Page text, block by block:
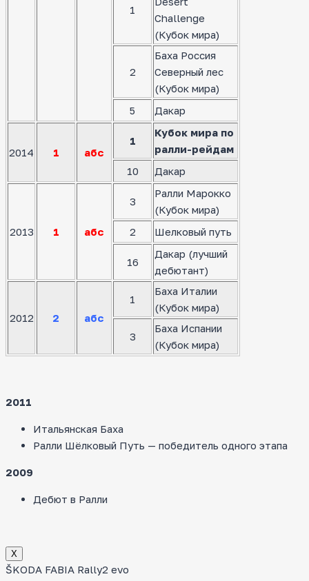
1
Challenge
(Кубок мира)
2
Баха Россия
Северный лес
(Кубок мира)
5
Дакар
2014 1 абс
1
Кубок мира по
ралли-рейдам
10
Дакар
2013 1 абс
3
Ралли Марокко
(Кубок мира)
2
Шелковый путь
16
Дакар (лучший
дебютант)
2012 2 абс
1
Баха Италии
(Кубок мира)
3
Баха Испании
(Кубок мира)
2011
Итальянская Баха
Ралли Шёлковый Путь — победитель одного этапа
2009
Дебют в Ралли
Х
ŠKODA FABIA Rally2 evo